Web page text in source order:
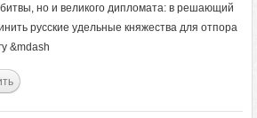
но и великого дипломата: в решающий
русские удельные княжества для отпора
&mdash